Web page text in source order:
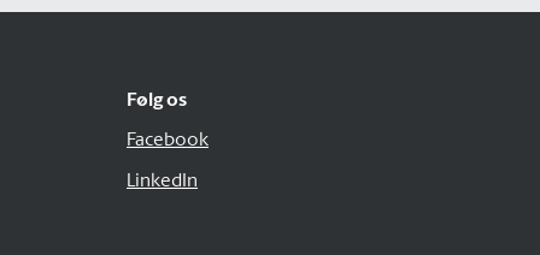
Følg os
Facebook
LinkedIn